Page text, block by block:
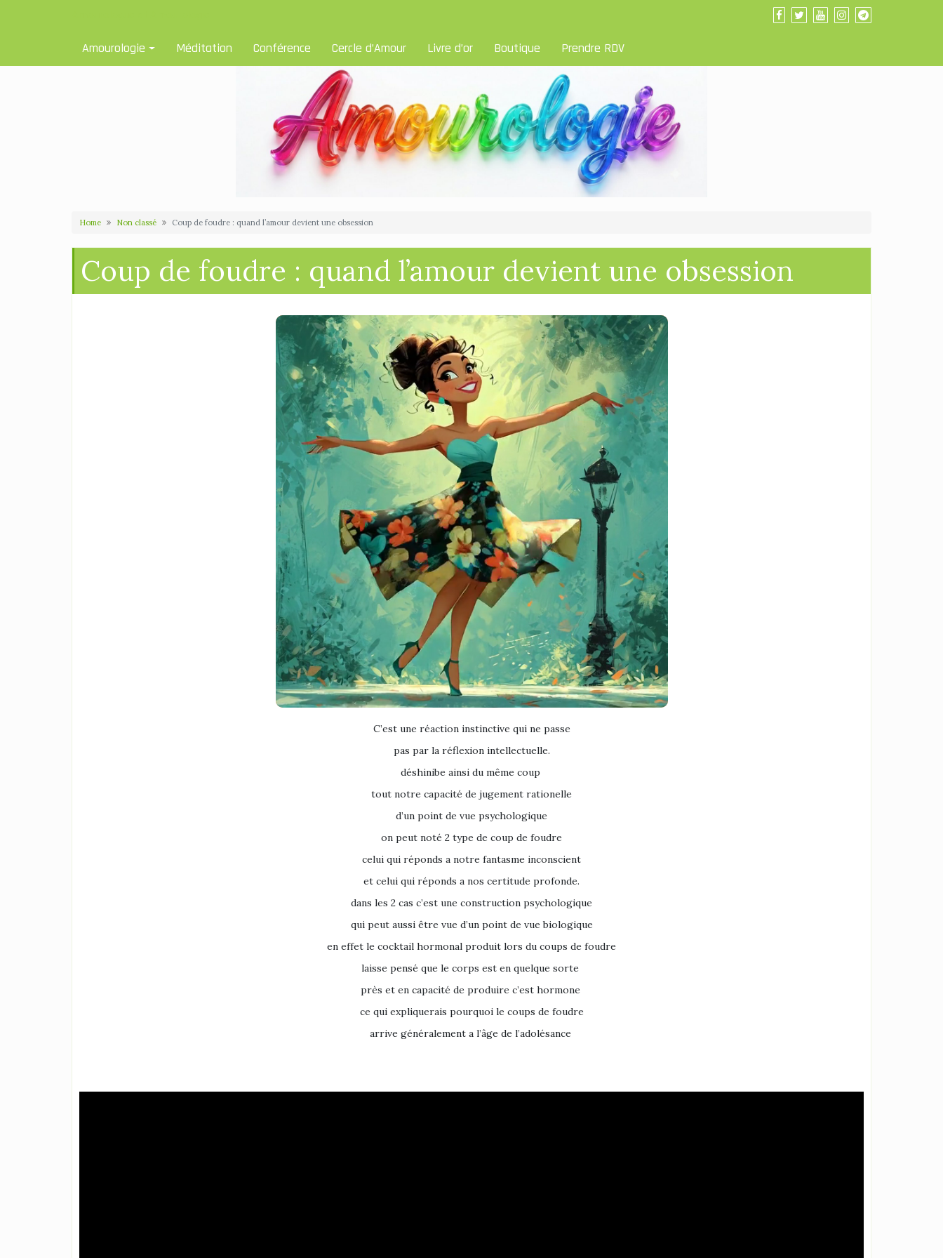
Amourologie Méditation Conférence Cercle d’Amour Livre d’or Boutique Prendre RDV
Home Non classé Coup de foudre : quand l’amour devient une obsession
Coup de foudre : quand l’amour devient une obsession
C’est une réaction instinctive qui ne passe
pas par la réflexion intellectuelle.
déshinibe ainsi du même coup
tout notre capacité de jugement rationelle
d’un point de vue psychologique
on peut noté 2 type de coup de foudre
celui qui réponds a notre fantasme inconscient
et celui qui réponds a nos certitude profonde.
dans les 2 cas c’est une construction psychologique
qui peut aussi être vue d’un point de vue biologique
en effet le cocktail hormonal produit lors du coups de foudre
laisse pensé que le corps est en quelque sorte
près et en capacité de produire c’est hormone
ce qui expliquerais pourquoi le coups de foudre
arrive généralement a l’âge de l’adolésance